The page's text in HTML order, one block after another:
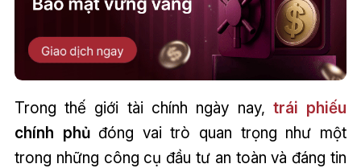
Trong thế giới tài chính ngày nay, trái phiếu
chính phủđóng vai trò quan trọng như một
trong những công cụ đầu tư an toàn và đáng tin